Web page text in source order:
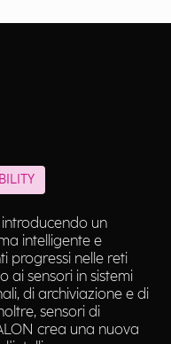
introducendo un
intelligente e
progressi nelle reti
ai sensori in sistemi
di archiviazione e di
sensori di
crea una nuova